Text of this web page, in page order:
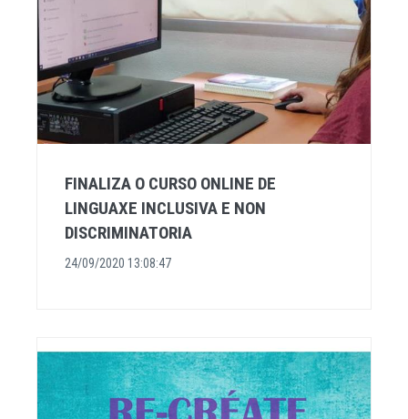
FINALIZA O CURSO ONLINE DE
LINGUAXE INCLUSIVA E NON
DISCRIMINATORIA
24/09/2020 13:08:47